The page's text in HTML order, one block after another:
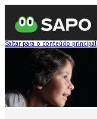
Saltar para o conteúdo principal